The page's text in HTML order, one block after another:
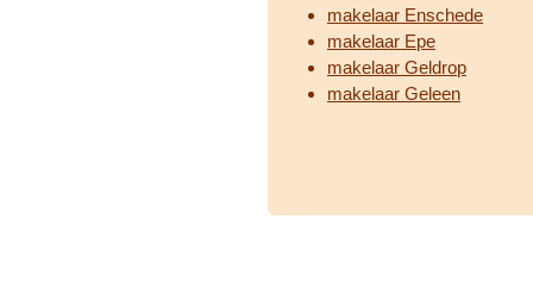
makelaar Enschede
makelaar Epe
makelaar Geldrop
makelaar Geleen